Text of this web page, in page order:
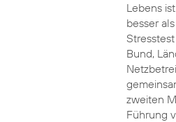
Lebens
besser
Bund,
zweiten
Führung